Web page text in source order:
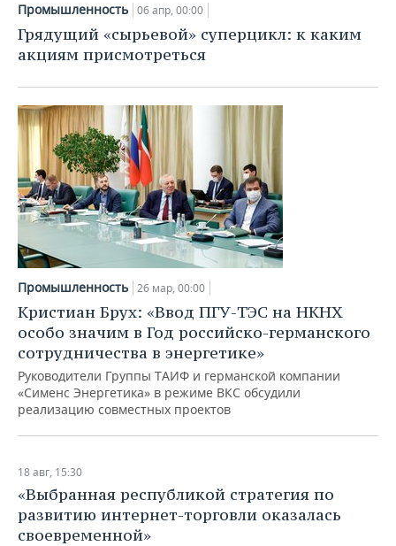
Промышленность 06 апр, 00:00
Грядущий «сырьевой» суперцикл: к каким
акциям присмотреться
Промышленность 26 мар, 00:00
Кристиан Брух: «Ввод ПГУ-ТЭС на НКНХ
особо значим в Год российско-германского
сотрудничества в энергетике»
Руководители Группы ТАИФ и германской компании
«Сименс Энергетика» в режиме ВКС обсудили
реализацию совместных проектов
18 авг, 15:30
«Выбранная республикой стратегия по
развитию интернет-торговли оказалась
своевременной»